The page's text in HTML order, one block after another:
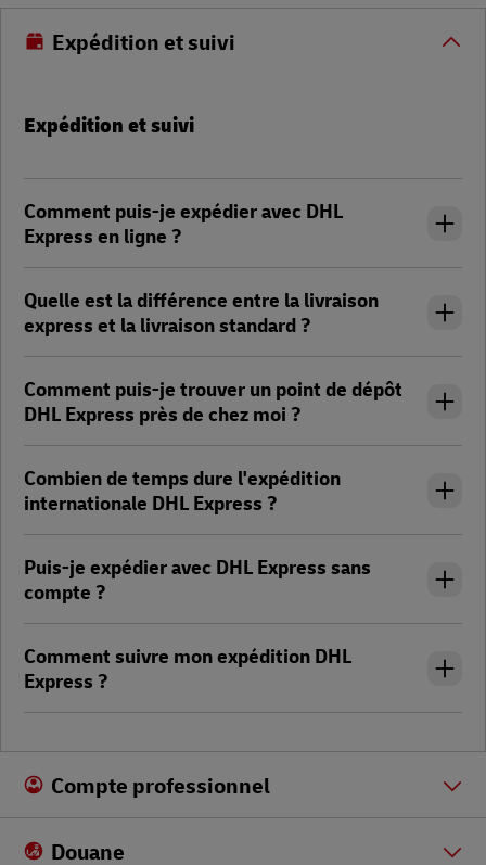
Expédition et suivi
Expédition et suivi
Comment puis-je expédier avec DHL
Express en ligne ?
Quelle est la différence entre la livraison
express et la livraison standard ?
Comment puis-je trouver un point de dépôt
DHL Express près de chez moi ?
Combien de temps dure l'expédition
internationale DHL Express ?
Puis-je expédier avec DHL Express sans
compte ?
Comment suivre mon expédition DHL
Express ?
Compte professionnel
Douane